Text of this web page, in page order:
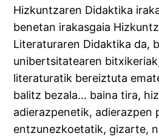
Hizkuntzaren Didaktika
benetan irakasgaia
Literaturaren Didaktika da,
unibertsitatearen
literaturatik bereiztuta
balitz bezala… baina tira,
adierazpenetik, adierazpen
entzunezkoetatik, gizarte,